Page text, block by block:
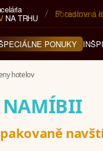
NA TRHU 5* cestovná
PONUKY
hotelov
NAMÍBII